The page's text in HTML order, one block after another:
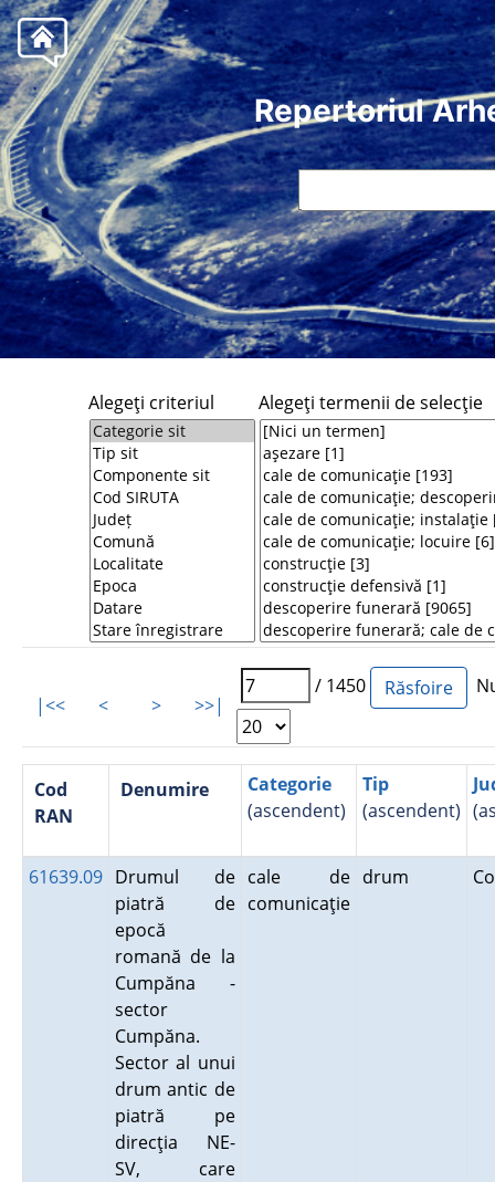
Repertoriul
Alegeţi criteriul Alegeţi termenii de selecţie
|<< < > >>|
/ 1450
Cod
RAN
Denumire
Categorie
(ascendent)
Tip
(ascendent)
61639.09 Drumul de
piatră de
epocă
romană de la
Cumpăna -
sector
Cumpăna.
Sector al unui
drum antic de
piatră pe
direcţia NE-
SV, care
cale de
comunicaţie
drum